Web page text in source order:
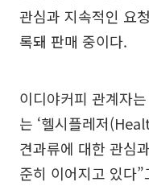
관심과 지속적인 요
록돼 판매 중이다.
이디야커피 관계자
는 ‘헬시플레저
견과류에 대한 관심
준히 이어지고 있다